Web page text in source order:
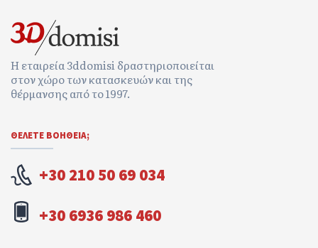
Η εταιρεία 3ddomisi δραστηριοποιείται
στον χώρο των κατασκευών και της
θέρμανσης από το 1997.
ΘΕΛΕΤΕ ΒΟΉΘΕΙΑ;
+30 210 50 69 034
+30 6936 986 460